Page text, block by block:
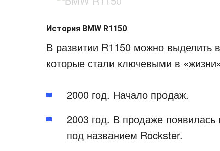
История BMW R1150
В развитии R1150 можно выделить
которые стали ключевыми в
2000 год. Начало продаж.
2003 год. В продаже
под названием Rockster.